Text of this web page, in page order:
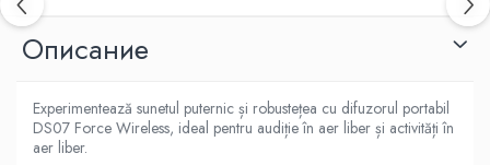
Oписание
Experimentează sunetul puternic și robustețea cu difuzorul portabil
DS07 Force Wireless, ideal pentru audiție în aer liber și activități în
aer liber.